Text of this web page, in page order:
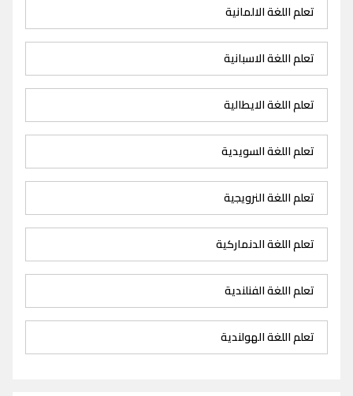
تعلم اللغة الالمانية
تعلم اللغة الاسبانية
تعلم اللغة الايطالية
تعلم اللغة السويدية
تعلم اللغة النرويجية
تعلم اللغة الدنماركية
تعلم اللغة الفنلندية
تعلم اللغة الهولندية